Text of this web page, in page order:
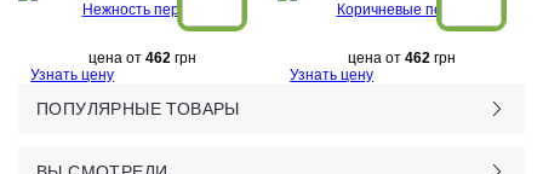
Нежность перьев
цена от 462грн
Узнать цену
Коричневые перья
цена от 462грн
Узнать цену
ПОПУЛЯРНЫЕ ТОВАРЫ